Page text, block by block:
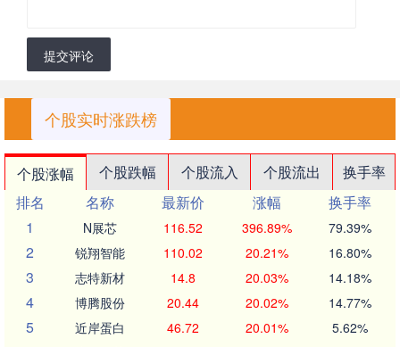
提交评论
个股实时涨跌榜
个股涨幅 个股跌幅 个股流入 个股流出
换手率
排名
名称 最新价 涨幅
换手率
1
N展芯 116.52 396.89% 79.39%
2 锐翔智能 110.02 20.21% 16.80%
3 志特新材 14.8 20.03% 14.18%
4 博腾股份 20.44 20.02% 14.77%
5 近岸蛋白 46.72 20.01% 5.62%